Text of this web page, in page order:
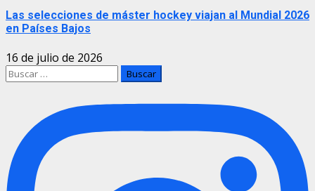
Las selecciones de máster hockey viajan al Mundial 2026
en Países Bajos
16 de julio de 2026
Buscar: